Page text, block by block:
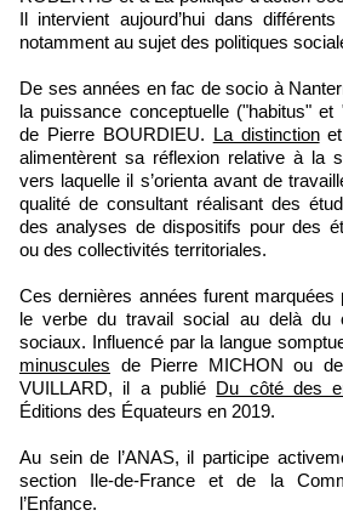
Il intervient aujourd’hui dans
notamment au sujet des politiques
De ses années en fac de socio à
la puissance conceptuelle ("habitus" et
de Pierre BOURDIEU. La distinctionet
alimentèrent sa réflexion relative à la
vers laquelle il s’orienta avant de
qualité de consultant réalisant des
des analyses de dispositifs pour des
ou des collectivités territoriales.
Ces dernières années furent marquées
le verbe du travail social au delà du
sociaux. Influencé par la langue
minuscules de Pierre MICHON ou
VUILLARD, il a publié Du côté des
Éditions des Équateurs en 2019.
Au sein de l’ANAS, il participe
section Ile-de-France et de la
l’Enfance.